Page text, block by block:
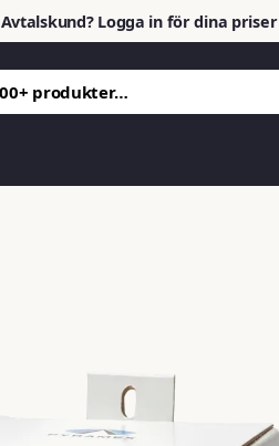
Avtalskund? Logga in för dina priser